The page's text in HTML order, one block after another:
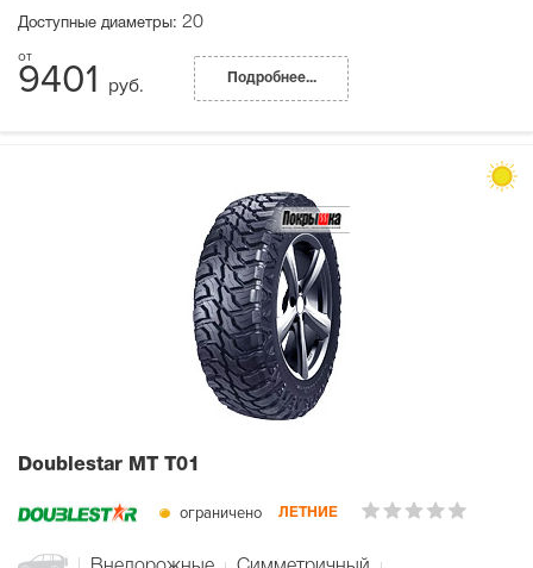
Доступные диаметры: 20
9401 руб. Подробнее...
Doublestar MT T01
ограничено ЛЕТНИЕ